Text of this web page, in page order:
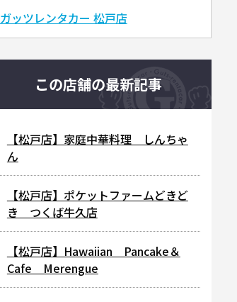
ガッツレンタカー 松戸店
この店舗の最新記事
【松戸店】家庭中華料理 しんちゃ
ん
【松戸店】ポケットファームどきど
き つくば牛久店
【松戸店】Hawaiian Pancake＆
Cafe Merengue